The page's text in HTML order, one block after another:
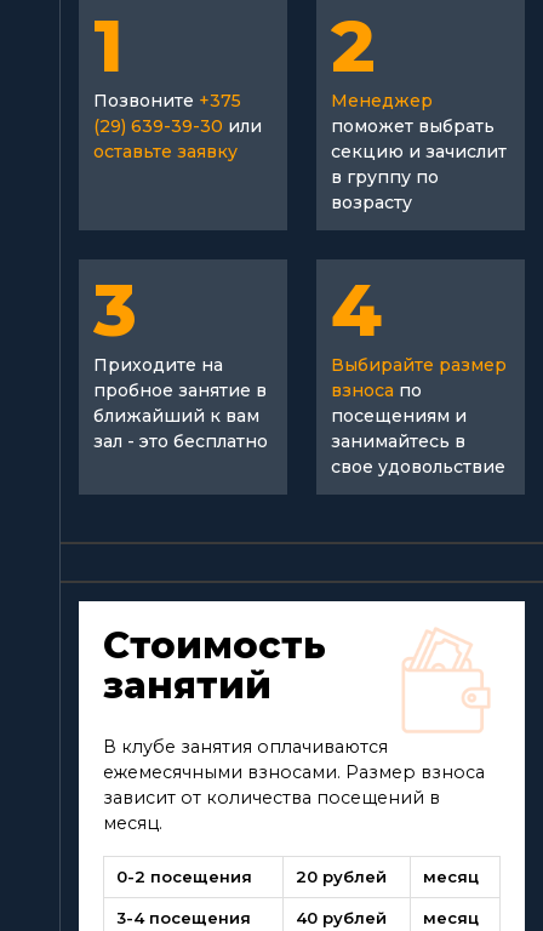
1
Позвоните +375
(29) 639-39-30 или
оставьте заявку
2
Менеджер
поможет выбрать
секцию и зачислит
в группу по
возрасту
3
Приходите на
пробное занятие в
ближайший к вам
зал - это бесплатно
4
Выбирайте размер
взноса по
посещениям и
занимайтесь в
свое удовольствие
Стоимость
занятий
В клубе занятия оплачиваются
ежемесячными взносами. Размер взноса
зависит от количества посещений в
месяц.
0-2 посещения 20 рублей месяц
3-4 посещения 40 рублей месяц